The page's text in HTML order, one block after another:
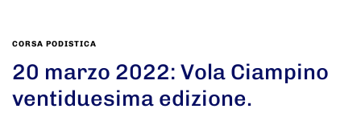
CORSA PODISTICA
20 marzo 2022: Vola Ciampino
ventiduesima edizione.